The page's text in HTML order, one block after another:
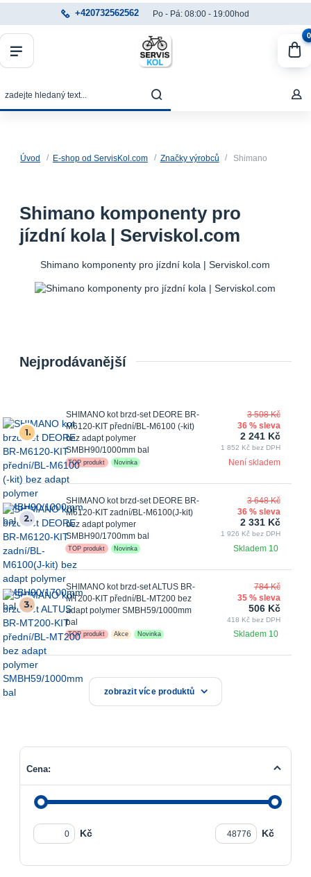
+420732562562 Po - Pá: 08:00 - 19:00hod
0
Úvod E-shop od ServisKol.com Značky výrobců Shimano
Shimano komponenty pro
jízdní kola | Serviskol.com
Shimano komponenty pro jízdní kola | Serviskol.com
Nejprodávanější
1.
SHIMANO kot brzd-set DEORE BR-
M6120-KIT přední/BL-M6100 (-kit)
bez adapt polymer
SMBH90/1000mm bal
Není skladem
TOP produkt Novinka
3 508 Kč
36 % sleva
2 241 Kč
1 852 Kč bez DPH
2.
SHIMANO kot brzd-set DEORE BR-
M6120-KIT zadní/BL-M6100(J-kit)
bez adapt polymer
SMBH90/1700mm bal
Skladem 10
TOP produkt Novinka
3 648 Kč
36 % sleva
2 331 Kč
1 926 Kč bez DPH
3.
SHIMANO kot brzd-set ALTUS BR-
MT200-KIT přední/BL-MT200 bez
adapt polymer SMBH59/1000mm
bal
Skladem 10
TOP produkt Akce Novinka
784 Kč
35 % sleva
506 Kč
418 Kč bez DPH
zobrazit více produktů
Cena:
Kč Kč